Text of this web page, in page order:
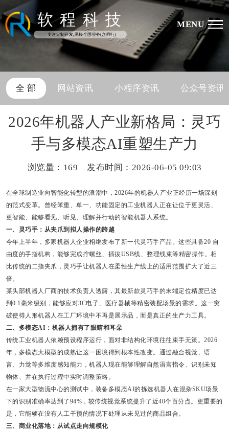
软 程 科 技
专注定制开发,承接全国业务(含同行)
MENU
全 部 网站资讯 小程序资讯 公众号资讯
2026年机器人产业新格局：灵巧
手与多模态AI重塑生产力
浏览量： 169 发布时间：2026-06-05 09:03
在全球制造业向智能化转型的浪潮中，2026年的机器人产业正经历一场深刻
的范式变革。曾经笨重、单一、功能固定的工业机器人正在让位于更灵活、
更智能、能够看见、听见、理解并行动的智能机器人系统。
一、灵巧手：从夹爪到拟人操作的跨越
今年上半年，多家机器人企业相继发布了新一代灵巧手产品。这些具备20 自
由度的手指机构，能够完成拧螺丝、插拔USB线、整理线束等精密操作。相
比传统的二指夹爪，灵巧手让机器人在柔性生产线上的适用范围扩大了近三
倍。
某头部机器人厂商的技术负责人透露，其最新款灵巧手的末端定位精度已达
到0.1毫米级别，能够应对3C电子、医疗器械等精密装配场景的需求。这一突
破使得人形机器人在工厂环境中不再是展示品，而是真正的生产力工具。
二、多模态AI：机器人拥有了眼睛和耳朵
传统工业机器人依赖预设程序运行，面对非结构化环境往往束手无策。2026
年，多模态大模型的成熟让这一困境得到根本性改变。通过融合视觉、语
言、力觉等多维度感知能力，机器人现在能够理解自然语言指令、识别未知
物体、并在执行过程中实时调整策略。
在一家大型物流中心的测试中，装备多模态AI的拣选机器人在混杂SKU场景
下的识别准确率达到了94%，较传统视觉系统提升了近40个百分点。更重要的
是，它能够在没有人工干预的情况下处理从未见过的商品组合。
三、商业化落地：从试点走向规模化